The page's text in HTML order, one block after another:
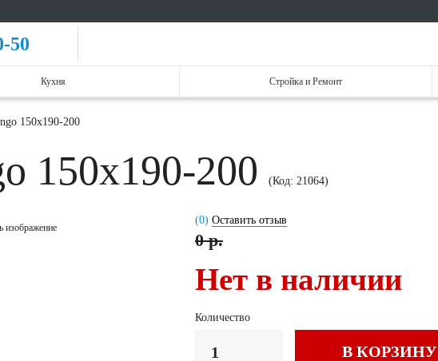
50
Кухня Стройка и Ремонт
150x190-200
150x190-200 (Код: 21064)
изображение
(0) Оставить отзыв
0 р.
Нет в наличии
Количество
В КОРЗИНУ